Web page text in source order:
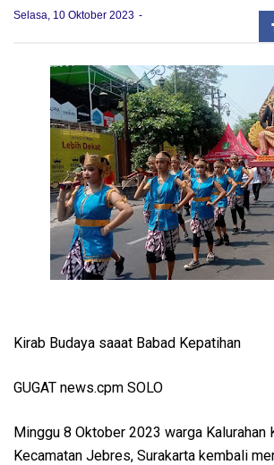
Selasa, 10 Oktober 2023
Kirab Budaya saaat Babad Kepatihan
GUGAT news.cpm SOLO
Minggu 8 Oktober 2023 warga Kalurahan
Kecamatan Jebres, Surakarta kembali